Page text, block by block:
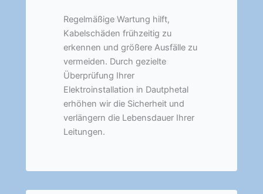
Regelmäßige Wartung hilft,
Kabelschäden frühzeitig zu
erkennen und größere Ausfälle zu
vermeiden. Durch gezielte
Überprüfung Ihrer
Elektroinstallation in Dautphetal
erhöhen wir die Sicherheit und
verlängern die Lebensdauer Ihrer
Leitungen.